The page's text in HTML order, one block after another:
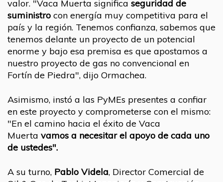
valor. "Vaca Muerta significa seguridad de
suministro con energía muy competitiva para el
país y la región. Tenemos confianza, sabemos que
tenemos delante un proyecto de un potencial
enorme y bajo esa premisa es que apostamos a
nuestro proyecto de gas no convencional en
Fortín de Piedra", dijo Ormachea.
Asimismo, instó a las PyMEs presentes a confiar
en este proyecto y comprometerse con el mismo:
"En el camino hacia el éxito de Vaca
Muerta vamos a necesitar el apoyo de cada uno
de ustedes".
A su turno, Pablo Videla, Director Comercial de